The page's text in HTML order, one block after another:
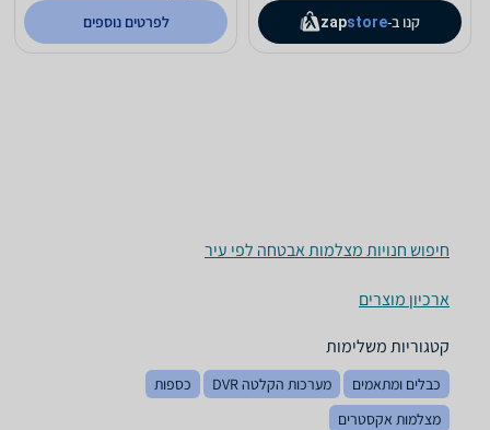
קנו ב- zapstore לפרטים נוספים
חיפוש חנויות מצלמות אבטחה לפי עיר
ארכיון מוצרים
קטגוריות משלימות
כבלים ומתאמים מערכות הקלטה DVR
כספות
מצלמות אקסטרים